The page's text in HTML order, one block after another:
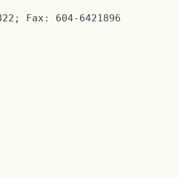
Fax: 604-6421896